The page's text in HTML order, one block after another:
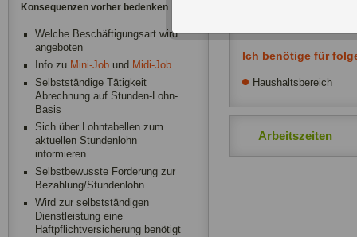
Konsequenzen vorher bedenken
Welche Beschäftigungsart wird
angeboten
Info zu Mini-Job und Midi-Job
Selbstständige Tätigkeit
Abrechnung auf Stunden-Lohn-
Basis
Sich über Lohntabellen zum
aktuellen Stundenlohn
informieren
Selbstbewusste Forderung zur
Bezahlung/Stundenlohn
Wird zur selbstständigen
Dienstleistung eine
Haftpflichtversicherung benötigt
Ich benötige für
Haushaltsbereich
Arbeitszeiten